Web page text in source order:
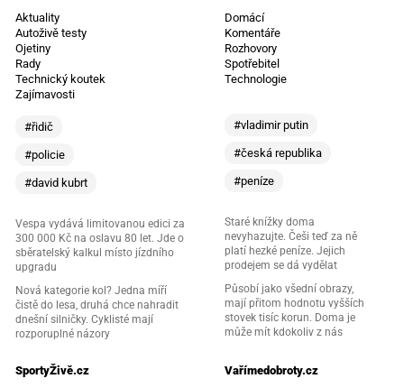
Aktuality
Autoživě testy
Ojetiny
Rady
Technický koutek
Zajímavosti
#řidič
#policie
#david kubrt
Vespa vydává limitovanou edici za
300 000 Kč na oslavu 80 let. Jde o
sběratelský kalkul místo jízdního
upgradu
Nová kategorie kol? Jedna míří
čistě do lesa, druhá chce nahradit
dnešní silničky. Cyklisté mají
rozporuplné názory
Domácí
Komentáře
Rozhovory
Spotřebitel
Technologie
#vladimir putin
#česká republika
#peníze
Staré knížky doma
nevyhazujte. Češi teď za ně
platí hezké peníze. Jejich
prodejem se dá vydělat
Působí jako všední obrazy,
mají přitom hodnotu vyšších
stovek tisíc korun. Doma je
může mít kdokoliv z nás
SportyŽivě.cz
Vařímedobroty.cz